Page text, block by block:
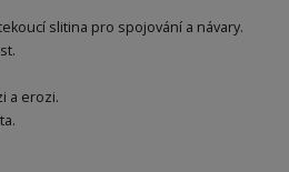
slitina pro spojování a návary.
a erozi.